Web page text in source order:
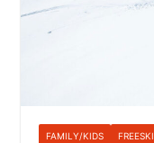
FAMILY/KIDS FREESKI